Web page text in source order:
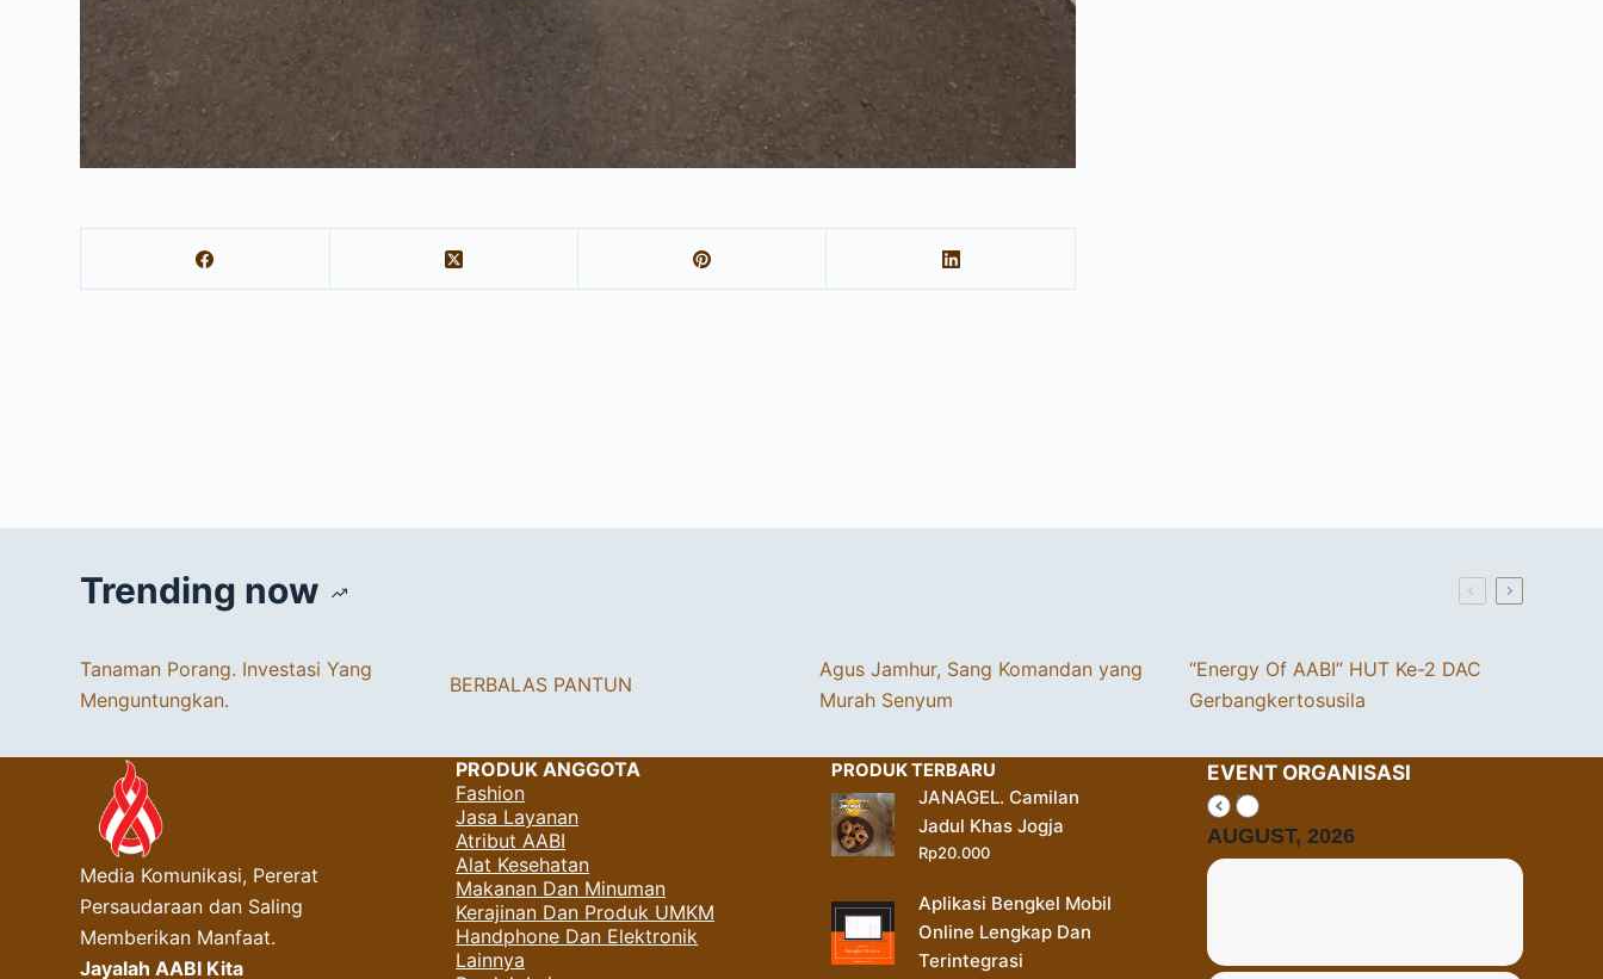
Trending now
Tanaman Porang. Investasi Yang
Menguntungkan.
BERBALAS PANTUN
Agus Jamhur, Sang Komandan yang
Murah Senyum
“Energy Of AABI” HUT Ke-2 DAC
Gerbangkertosusila
Media Komunikasi, Pererat
Persaudaraan dan Saling
Memberikan Manfaat.
Jayalah AABI Kita
PRODUK ANGGOTA
Fashion
Jasa Layanan
Atribut AABI
Alat Kesehatan
Makanan Dan Minuman
Kerajinan Dan Produk UMKM
Handphone Dan Elektronik
Lainnya
PRODUK TERBARU
JANAGEL. Camilan
Jadul Khas Jogja
Rp20.000
Aplikasi Bengkel Mobil
Online Lengkap Dan
Terintegrasi
EVENT ORGANISASI
AUGUST, 2026